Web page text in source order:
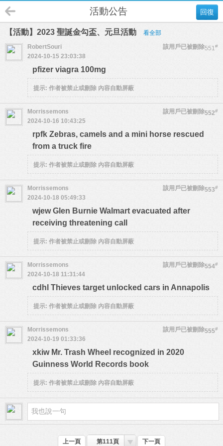
回復
活動公告
【活動】2023 聖誕金勾盃、元旦活動 看全部
551#
RobertSouri
該用戶已被刪除
2024-10-15 23:03:38
pfizer viagra 100mg
提示: 作者被禁止或刪除 內容自動屏蔽
552#
Morrissemons
該用戶已被刪除
2024-10-16 10:43:25
rpfk Zebras, camels and a mini horse rescued
from a truck fire
提示: 作者被禁止或刪除 內容自動屏蔽
553#
Morrissemons
該用戶已被刪除
2024-10-18 05:49:33
wjew Glen Burnie Walmart evacuated after
receiving threatening call
提示: 作者被禁止或刪除 內容自動屏蔽
554#
Morrissemons
該用戶已被刪除
2024-10-18 11:31:44
cdhl Thieves target unlocked cars in Annapolis
提示: 作者被禁止或刪除 內容自動屏蔽
555#
Morrissemons
該用戶已被刪除
2024-10-19 01:33:36
xkiw Mr. Trash Wheel recognized in 2020
Guinness World Records book
提示: 作者被禁止或刪除 內容自動屏蔽
上一頁 第111頁 下一頁